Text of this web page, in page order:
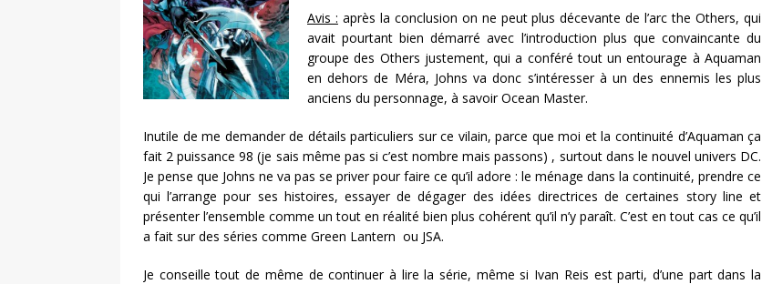
Avis : après la conclusion on ne peut plus décevante de l’arc the Others, qui
avait pourtant bien démarré avec l’introduction plus que convaincante du
groupe des Others justement, qui a conféré tout un entourage à Aquaman
en dehors de Méra, Johns va donc s’intéresser à un des ennemis les plus
anciens du personnage, à savoir Ocean Master.
Inutile de me demander de détails particuliers sur ce vilain, parce que moi et la continuité d’Aquaman ça
fait 2 puissance 98 (je sais même pas si c’est nombre mais passons) , surtout dans le nouvel univers DC.
Je pense que Johns ne va pas se priver pour faire ce qu’il adore : le ménage dans la continuité, prendre ce
qui l’arrange pour ses histoires, essayer de dégager des idées directrices de certaines story line et
présenter l’ensemble comme un tout en réalité bien plus cohérent qu’il n’y paraît. C’est en tout cas ce qu’il
a fait sur des séries comme Green Lantern ou JSA.
Je conseille tout de même de continuer à lire la série, même si Ivan Reis est parti, d’une part dans la